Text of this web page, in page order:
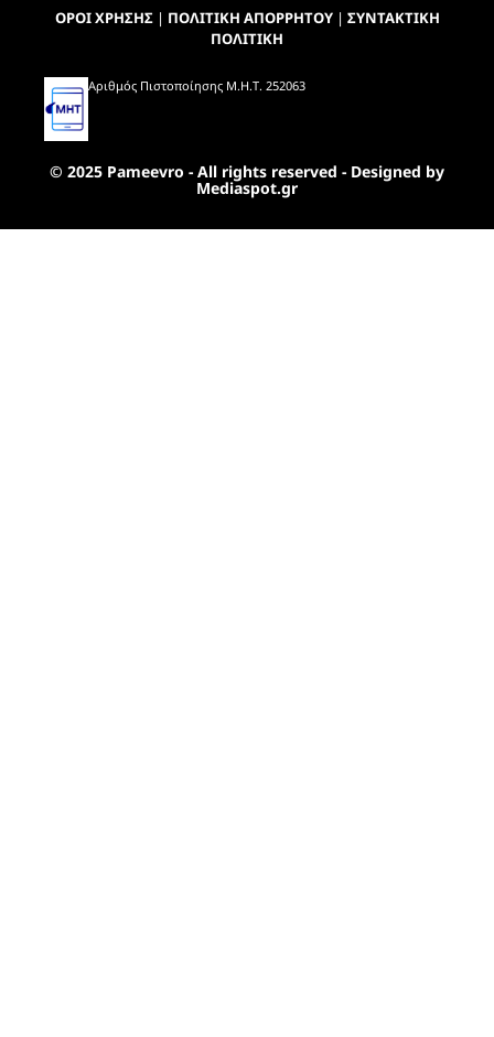
ΟΡΟΙ ΧΡΗΣΗΣ| ΠΟΛΙΤΙΚΗ ΑΠΟΡΡΗΤΟΥ| ΣΥΝΤΑΚΤΙΚΗ
ΠΟΛΙΤΙΚΗ
Αριθμός Πιστοποίησης Μ.Η.Τ. 252063
© 2025 Pameevro - All rights reserved - Designed by
Mediaspot.gr